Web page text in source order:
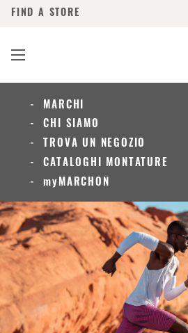
FIND A STORE
MARCHI
CHI SIAMO
TROVA UN NEGOZIO
CATALOGHI MONTATURE
myMARCHON